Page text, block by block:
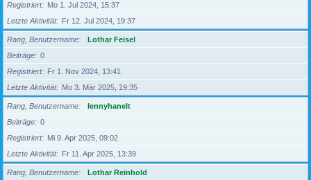
Registriert
Mo 1. Jul 2024, 15:37
Letzte Aktivität
Fr 12. Jul 2024, 19:37
Rang, Benutzername
Lothar Feisel
Beiträge
0
Registriert
Fr 1. Nov 2024, 13:41
Letzte Aktivität
Mo 3. Mär 2025, 19:35
Rang, Benutzername
lennyhanelt
Beiträge
0
Registriert
Mi 9. Apr 2025, 09:02
Letzte Aktivität
Fr 11. Apr 2025, 13:39
Rang, Benutzername Lothar Reinhold